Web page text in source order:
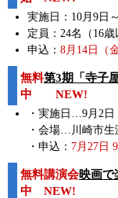
実施日：10月9
定員：24名（16歳
申込： 8月14日（
無料第3期「寺子
中 NEW!
・実施日…9月2日
・会場…川崎市
・申込： 7月27日
無料講演会映画で
中 NEW!